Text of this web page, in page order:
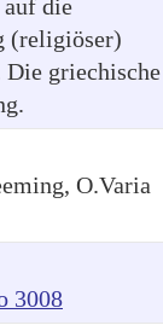
auf die
(religiöser)
Die griechische
O.Varia
3008